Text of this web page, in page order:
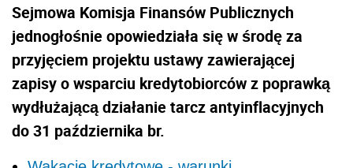
Sejmowa Komisja Finansów Publicznych
jednogłośnie opowiedziała się w środę za
przyjęciem projektu ustawy zawierającej
zapisy o wsparciu kredytobiorców z poprawką
wydłużającą działanie tarcz antyinflacyjnych
do 31 października br.